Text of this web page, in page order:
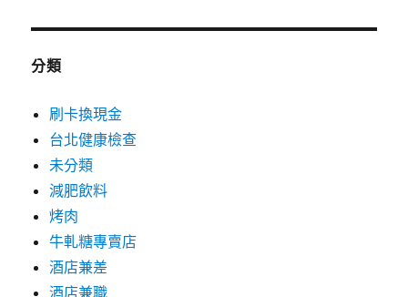
分類
刷卡換現金
台北健康檢查
未分類
減肥飲料
烤肉
牛軋糖專賣店
酒店兼差
酒店兼職